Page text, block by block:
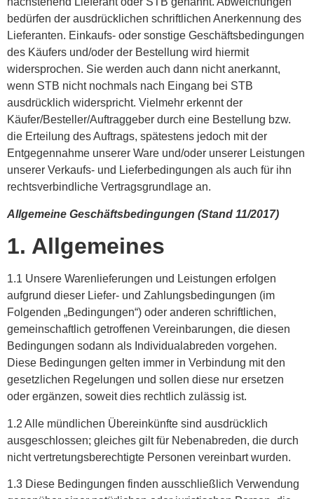
bedürfen der ausdrücklichen schriftlichen Anerkennung des
Lieferanten. Einkaufs- oder sonstige Geschäftsbedingungen
des Käufers und/oder der Bestellung wird hiermit
widersprochen. Sie werden auch dann nicht anerkannt,
wenn STB nicht nochmals nach Eingang bei STB
ausdrücklich widerspricht. Vielmehr erkennt der
Käufer/Besteller/Auftraggeber durch eine Bestellung bzw.
die Erteilung des Auftrags, spätestens jedoch mit der
Entgegennahme unserer Ware und/oder unserer Leistungen
unserer Verkaufs- und Lieferbedingungen als auch für ihn
rechtsverbindliche Vertragsgrundlage an.
Allgemeine Geschäftsbedingungen (Stand 11/2017)
1. Allgemeines
1.1 Unsere Warenlieferungen und Leistungen erfolgen
aufgrund dieser Liefer- und Zahlungsbedingungen (im
Folgenden „Bedingungen“) oder anderen schriftlichen,
gemeinschaftlich getroffenen Vereinbarungen, die diesen
Bedingungen sodann als Individualabreden vorgehen.
Diese Bedingungen gelten immer in Verbindung mit den
gesetzlichen Regelungen und sollen diese nur ersetzen
oder ergänzen, soweit dies rechtlich zulässig ist.
1.2 Alle mündlichen Übereinkünfte sind ausdrücklich
ausgeschlossen; gleiches gilt für Nebenabreden, die durch
nicht vertretungsberechtigte Personen vereinbart wurden.
1.3 Diese Bedingungen finden ausschließlich Verwendung